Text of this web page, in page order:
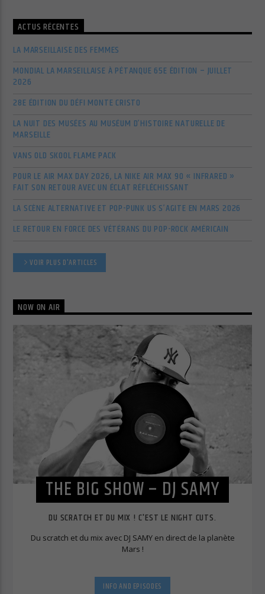
ACTUS RÉCENTES
LA MARSEILLAISE DES FEMMES
MONDIAL LA MARSEILLAISE À PÉTANQUE 65E ÉDITION – JUILLET
2026
28E ÉDITION DU DÉFI MONTE CRISTO
LA NUIT DES MUSÉES AU MUSÉUM D’HISTOIRE NATURELLE DE
MARSEILLE
VANS OLD SKOOL FLAME PACK
POUR LE AIR MAX DAY 2026, LA NIKE AIR MAX 90 « INFRARED »
FAIT SON RETOUR AVEC UN ÉCLAT RÉFLÉCHISSANT
LA SCÈNE ALTERNATIVE ET POP-PUNK US S’AGITE EN MARS 2026
LE RETOUR EN FORCE DES VÉTÉRANS DU POP-ROCK AMÉRICAIN
VOIR PLUS D'ARTICLES
NOW ON AIR
THE BIG SHOW – DJ SAMY
DU SCRATCH ET DU MIX ! C'EST LE NIGHT CUTS.
Du scratch et du mix avec DJ SAMY en direct de la planète
Mars !
INFO AND EPISODES